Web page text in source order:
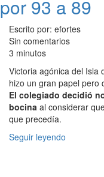
por 93 a 89
Escrito por: efortes
Sin comentarios
3 minutos
Victoria agónica del Isla
hizo un gran papel pero
El colegiado decidió
bocina al considerar
que precedía.
Seguir leyendo